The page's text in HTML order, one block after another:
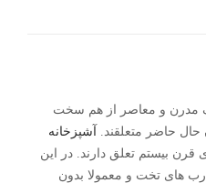
مدرن و معاصر از هم سخت
حاضر متعلقند.
آشپزخانه
قرن بیستم تعلق دارند. در این
های تخت و معمولا بدون